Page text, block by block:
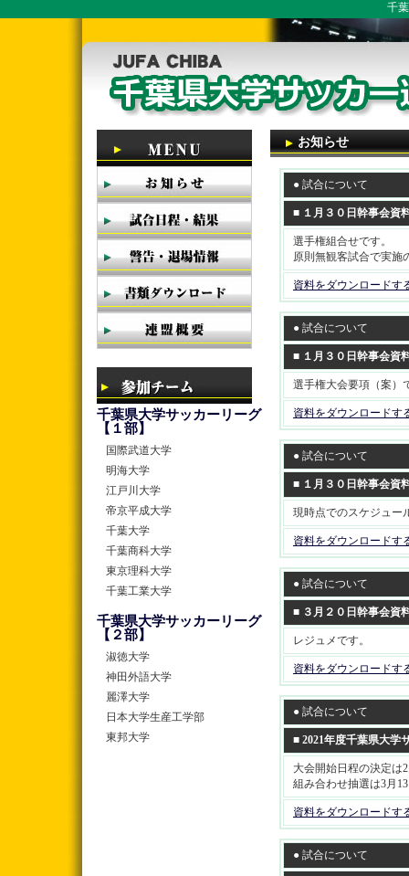
千
千葉県大学サッカーリーグ
【１部】
国際武道大学
明海大学
江戸川大学
帝京平成大学
千葉大学
千葉商科大学
東京理科大学
千葉工業大学
千葉県大学サッカーリーグ
【２部】
淑徳大学
神田外語大学
麗澤大学
日本大学生産工学部
東邦大学
お知らせ
● 試合について
■ １月３０日幹事会資
選手権組合せです。
原則無観客試合で実施
資料をダウンロードす
● 試合について
■ １月３０日幹事会資
選手権大会要項（案）
資料をダウンロードす
● 試合について
■ １月３０日幹事会資
現時点でのスケジュー
資料をダウンロードす
● 試合について
■ ３月２０日幹事会資
レジュメです。
資料をダウンロードす
● 試合について
■ 2021年度千葉県大
大会開始日程の決定は
組み合わせ抽選は3月
資料をダウンロードす
● 試合について